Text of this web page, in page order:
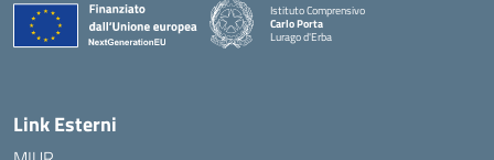
Istituto Comprensivo
Carlo Porta
Lurago d'Erba
— Visita la pagina iniziale della scuola
Link Esterni